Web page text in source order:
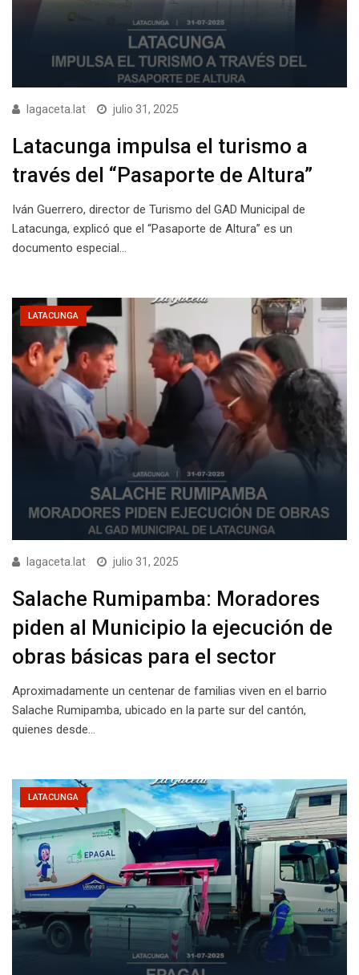
lagaceta.lat julio 31, 2025
Latacunga impulsa el turismo a
través del “Pasaporte de Altura”
Iván Guerrero, director de Turismo del GAD Municipal de
Latacunga, explicó que el “Pasaporte de Altura” es un
documento especial…
LATACUNGA
lagaceta.lat julio 31, 2025
Salache Rumipamba: Moradores
piden al Municipio la ejecución de
obras básicas para el sector
Aproximadamente un centenar de familias viven en el barrio
Salache Rumipamba, ubicado en la parte sur del cantón,
quienes desde…
LATACUNGA